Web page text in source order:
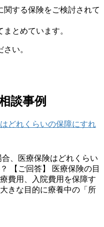
関する保険をご検討されて
とめています。
い。
談事例
どれくらいの保障にすれ
合、医療保険はどれくらい
【ご回答】 医療保険の目
費用、入院費用を保障す
きな目的に療養中の「所